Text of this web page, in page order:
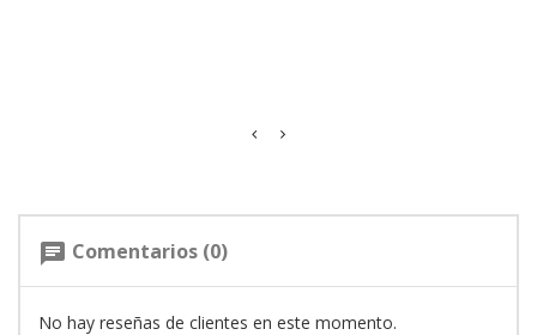
chat Comentarios (0)
No hay reseñas de clientes en este momento.